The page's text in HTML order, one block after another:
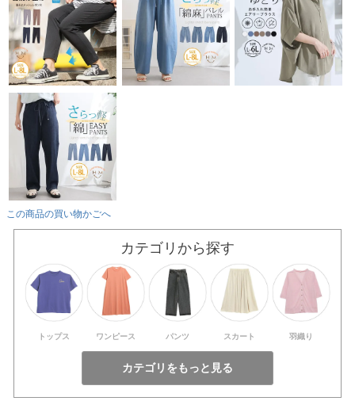
この商品の買い物かごへ
カテゴリから探す
トップス ワンピース パンツ スカート 羽織り